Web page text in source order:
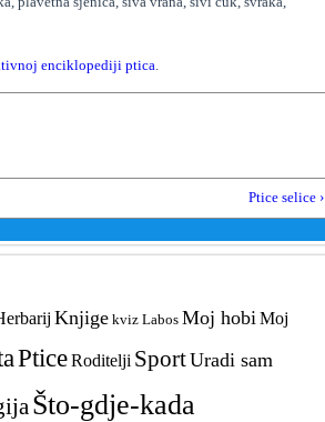
enciklopediji ptica.
Ptice selice ›
Knjige kviz Labos Moj hobi Moj
PticeRoditelji SportUradi sam
Što-gdje-kada